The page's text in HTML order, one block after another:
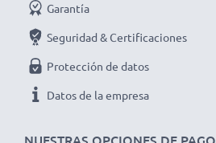
Garantía
Seguridad & Certificaciones
Protección de datos
Datos de la empresa